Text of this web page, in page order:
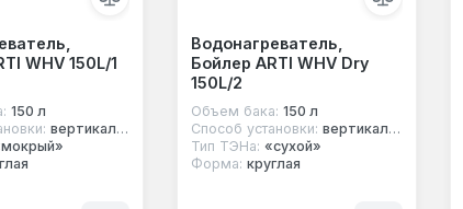
WHV 150L/1
150 л
вертикальный
Водонагреватель,
Бойлер ARTI WHV Dry
150L/2
Объем бака: 150 л
Способ установки: вертикальный
Тип ТЭНа: «сухой»
Форма: круглая